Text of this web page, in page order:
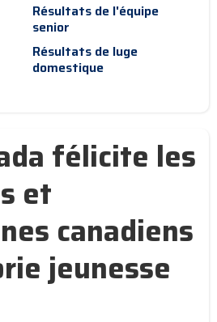
Résultats de l'équipe
senior
Résultats de luge
domestique
félicite les
et
canadiens
jeunesse